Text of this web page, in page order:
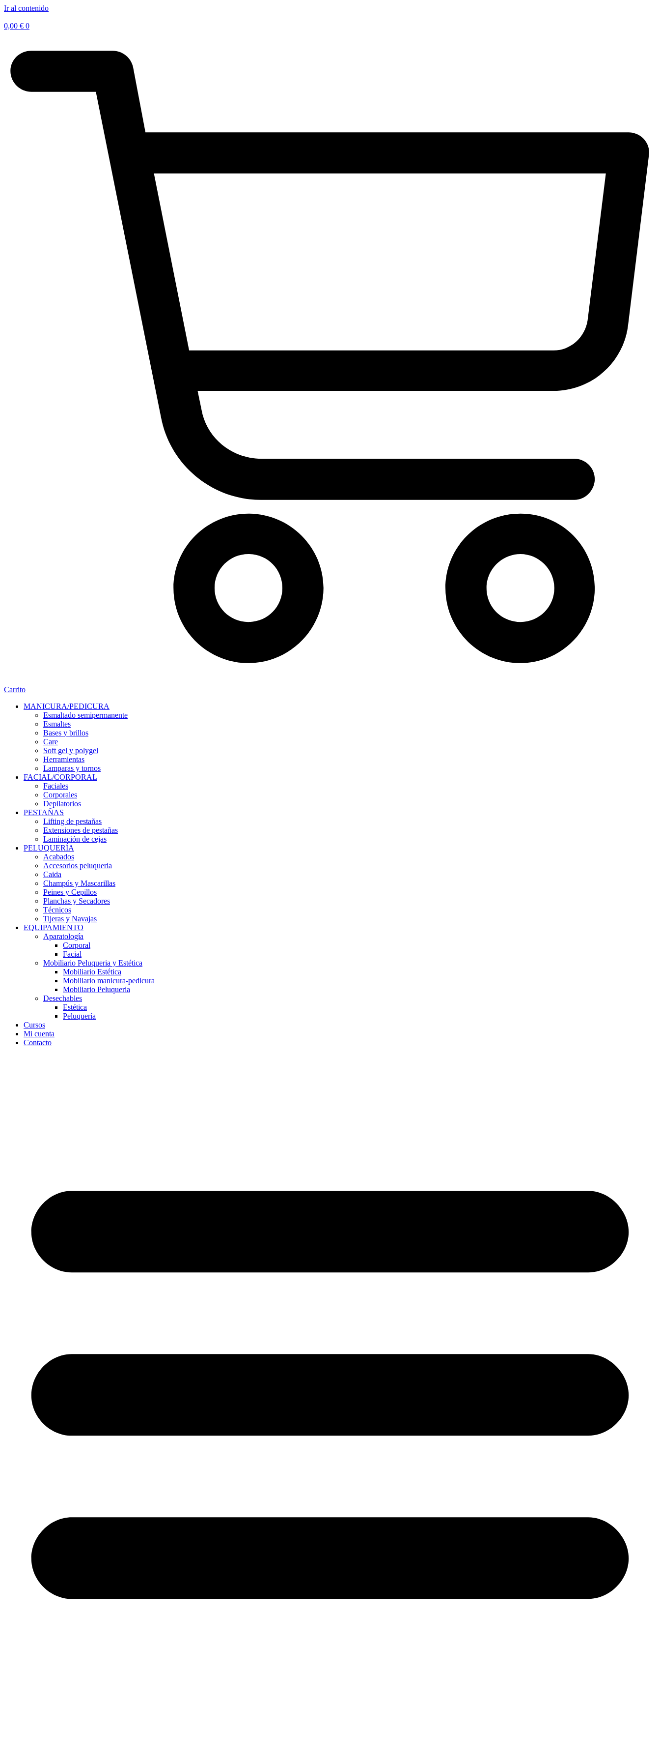
Ir al contenido
0,00 € 0
Carrito
MANICURA/PEDICURA
Esmaltado semipermanente
Esmaltes
Bases y brillos
Care
Soft gel y polygel
Herramientas
Lamparas y tornos
FACIAL/CORPORAL
Faciales
Corporales
Depilatorios
PESTAÑAS
Lifting de pestañas
Extensiones de pestañas
Laminación de cejas
PELUQUERÍA
Acabados
Accesorios peluqueria
Caida
Champús y Mascarillas
Peines y Cepillos
Planchas y Secadores
Técnicos
Tijeras y Navajas
EQUIPAMIENTO
Aparatología
Corporal
Facial
Mobiliario Peluqueria y Estética
Mobiliario Estética
Mobiliario manicura-pedicura
Mobiliario Peluqueria
Desechables
Estética
Peluquería
Cursos
Mi cuenta
Contacto